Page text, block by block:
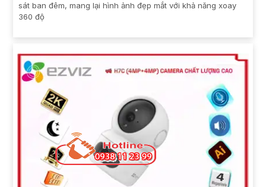
sát ban đêm, mang lại hình ảnh đẹp mắt với khả năng xoay
360 độ